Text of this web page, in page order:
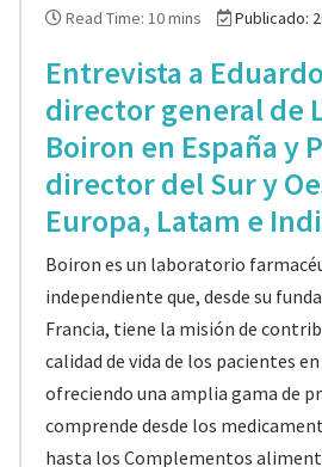
Read Time: 10 mins Publicado:
Entrevista a
director general de
Boiron en España y
director del Sur y
Europa, Latam e
Boiron es un laboratorio
independiente que, desde su
Francia, tiene la misión de
calidad de vida de los pacientes
ofreciendo una amplia gama de
comprende desde los
hasta los Complementos